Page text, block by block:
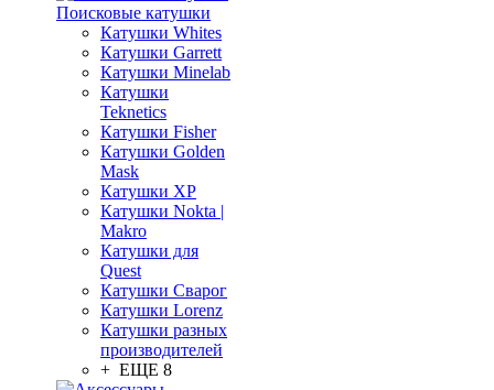
Поисковые катушки
Катушки Whites
Катушки Garrett
Катушки Minelab
Катушки
Teknetics
Катушки Fisher
Катушки Golden
Mask
Катушки XP
Катушки Nokta |
Makro
Катушки для
Quest
Катушки Сварог
Катушки Lorenz
Катушки разных
производителей
+ ЕЩЕ 8